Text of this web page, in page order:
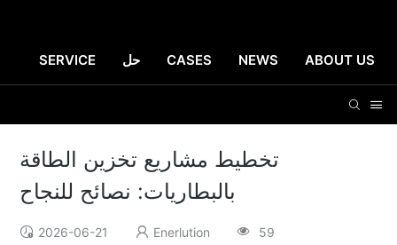
SERVICE حل CASES NEWS ABOUT US
تخطيط مشاريع تخزين الطاقة
بالبطاريات: نصائح للنجاح
2026-06-21 Enerlution 59